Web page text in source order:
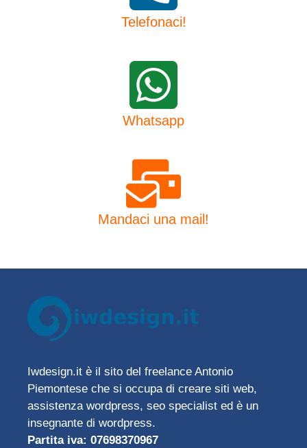
Telefonaci!
Whatsapp
Mandaci una mail!
Iwdesign.it è il sito del freelance Antonio
Piemontese che si occupa di creare siti web,
assistenza wordpress, seo specialist ed è un
insegnante di wordpress.
Partita iva: 07698370967